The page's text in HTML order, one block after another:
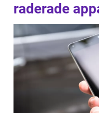
raderade